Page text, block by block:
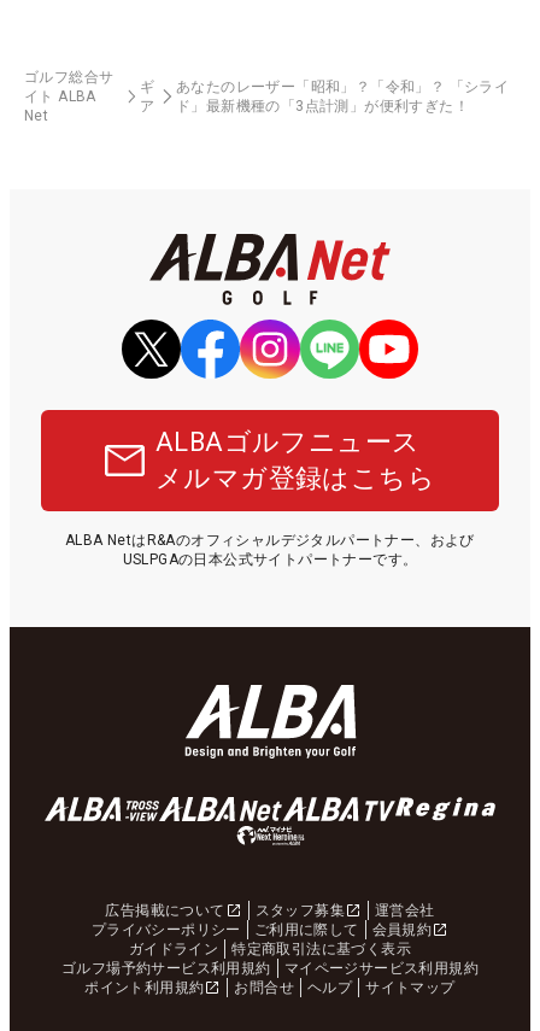
ゴルフ総合サ
イト ALBA
Net
ギ
ア
あなたのレーザー「昭和」？「令和」？ 「シライ
ド」最新機種の「3点計測」が便利すぎた！
ALBAゴルフニュース
メルマガ登録はこちら
ALBA NetはR&Aのオフィシャルデジタルパートナー、および
USLPGAの日本公式サイトパートナーです。
広告掲載について スタッフ募集
運営会社
プライバシーポリシー
ご利用に際して
会員規約
ガイドライン
特定商取引法に基づく表示
ゴルフ場予約サービス利用規約
マイページサービス利用規約
ポイント利用規約
お問合せ ヘルプ サイトマップ